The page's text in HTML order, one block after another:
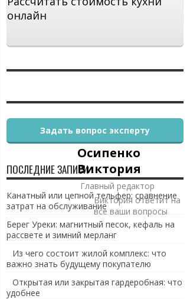
онлайн
Осипенко
Виктория
Главный редактор
Виктория ответит на
все ваши вопросы
Задать вопрос эксперту
ПОСЛЕДНИЕ ЗАПИСИ
Канатный или цепной тельфер: сравнение
затрат на обслуживание
Берег Уреки: магнитный песок, кефаль на
рассвете и зимний мерланг
Из чего состоит жилой комплекс: что
важно знать будущему покупателю
Открытая или закрытая гардеробная: что
удобнее